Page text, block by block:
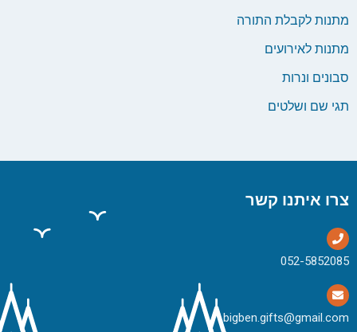
מתנות לקבלת התורה
מתנות לאירועים
סבונים ונרות
תגי שם ושלטים
צרו איתנו קשר
bigben.gifts@gmail.com